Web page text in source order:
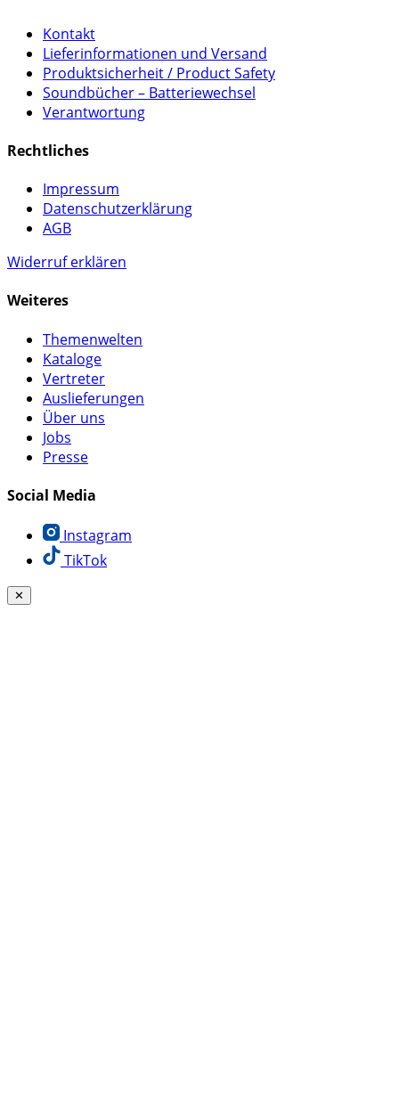
Kontakt
Lieferinformationen und Versand
Produktsicherheit / Product Safety
Soundbücher – Batteriewechsel
Verantwortung
Rechtliches
Impressum
Datenschutzerklärung
AGB
Widerruf erklären
Weiteres
Themenwelten
Kataloge
Vertreter
Auslieferungen
Über uns
Jobs
Presse
Social Media
Instagram
TikTok
✕